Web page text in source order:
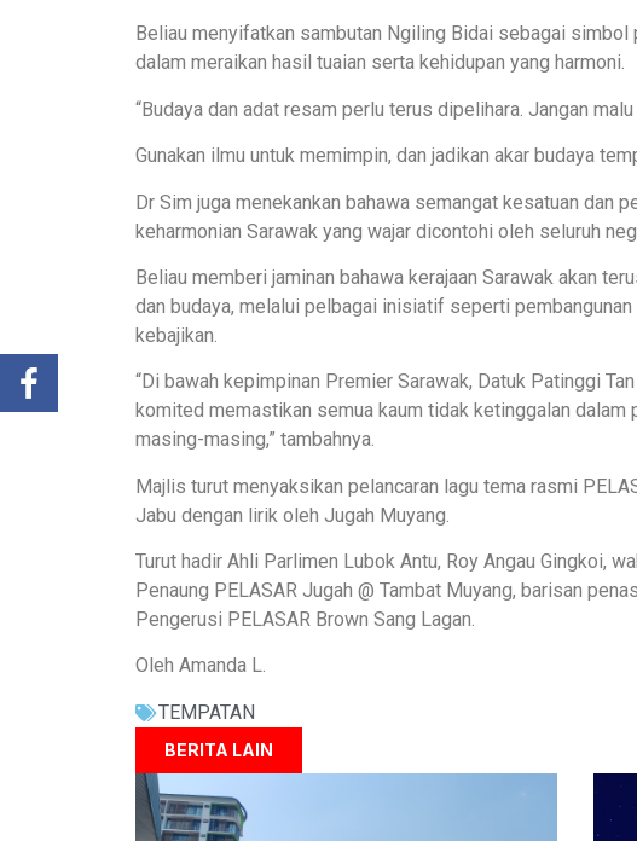
Beliau menyifatkan sambutan Ngiling Bidai sebagai simbol
dalam meraikan hasil tuaian serta kehidupan yang harmoni.
“Budaya dan adat resam perlu terus dipelihara. Jangan
Gunakan ilmu untuk memimpin, dan jadikan akar budaya
Dr Sim juga menekankan bahawa semangat kesatuan dan
keharmonian Sarawak yang wajar dicontohi oleh seluruh
Beliau memberi jaminan bahawa kerajaan Sarawak akan
dan budaya, melalui pelbagai inisiatif seperti pembangunan
kebajikan.
“Di bawah kepimpinan Premier Sarawak, Datuk Patinggi
komited memastikan semua kaum tidak ketinggalan
masing-masing,” tambahnya.
Majlis turut menyaksikan pelancaran lagu tema rasmi
Jabu dengan lirik oleh Jugah Muyang.
Turut hadir Ahli Parlimen Lubok Antu, Roy Angau Gingkoi,
Penaung PELASAR Jugah @ Tambat Muyang, barisan
Pengerusi PELASAR Brown Sang Lagan.
Oleh Amanda L.
TEMPATAN
BERITA LAIN